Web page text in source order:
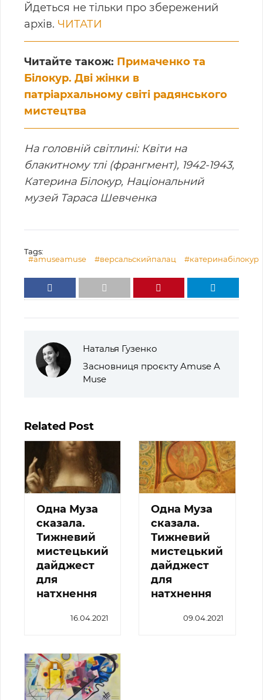
Йдеться не тільки про збережений
архів. ЧИТАТИ
Читайте також: Примаченко та
Білокур. Дві жінки в
патріархальному світі радянського
мистецтва
На головній світлині: Квіти на
блакитному тлі (франгмент), 1942-1943,
Катерина Білокур, Національний
музей Тараса Шевченка
Tags:
#amuseamuse
#версальскийпалац #катеринабілокур
Наталья Гузенко
Засновниця проєкту Amuse A
Muse
Related Post
Одна Муза
сказала.
Тижневий
мистецький
дайджест
для
натхнення
16.04.2021
Одна Муза
сказала.
Тижневий
мистецький
дайджест
для
натхнення
09.04.2021